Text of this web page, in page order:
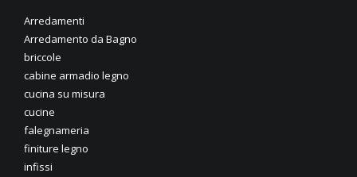
Arredamenti
Arredamento da Bagno
briccole
cabine armadio legno
cucina su misura
cucine
falegnameria
finiture legno
infissi